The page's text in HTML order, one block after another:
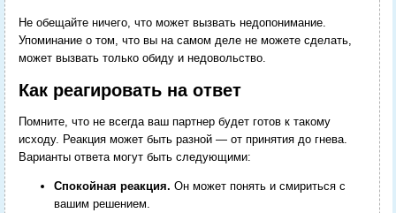
Не обещайте ничего, что может вызвать недопонимание.
Упоминание о том, что вы на самом деле не можете сделать,
может вызвать только обиду и недовольство.
Как реагировать на ответ
Помните, что не всегда ваш партнер будет готов к такому
исходу. Реакция может быть разной — от принятия до гнева.
Варианты ответа могут быть следующими:
Спокойная реакция. Он может понять и смириться с
вашим решением.